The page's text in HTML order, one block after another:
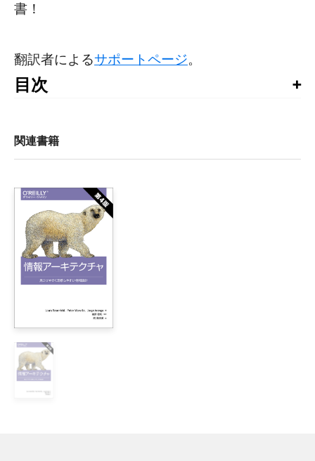
書！
翻訳者によるサポートページ。
目次
まえがき
謝辞
1章　マイクロインタラクションのデザイン
    1.1　機能ではないが侮れない存在
        1.1.1　大規模なマイクロインタラクション
    1.2　マイクロインタラクションの歴史
    1.3　マイクロインタラクションの構造
        1.3.2　ルール
        1.3.4　ループとモード
    1.4　3つの手法
        1.4.1　個々を磨く
関連書籍